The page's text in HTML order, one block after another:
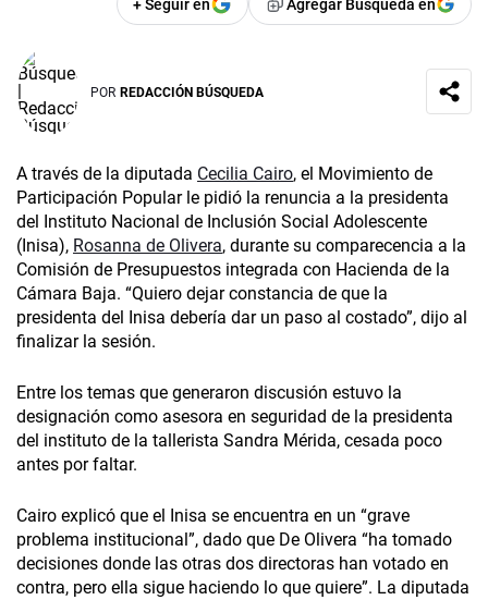
+ Seguir en Agregar Búsqueda en
POR REDACCIÓN BÚSQUEDA
A través de la diputada Cecilia Cairo, el Movimiento de
Participación Popular le pidió la renuncia a la presidenta
del Instituto Nacional de Inclusión Social Adolescente
(Inisa), Rosanna de Olivera, durante su comparecencia a la
Comisión de Presupuestos integrada con Hacienda de la
Cámara Baja. “Quiero dejar constancia de que la
presidenta del Inisa debería dar un paso al costado”, dijo al
finalizar la sesión.
Entre los temas que generaron discusión estuvo la
designación como asesora en seguridad de la presidenta
del instituto de la tallerista Sandra Mérida, cesada poco
antes por faltar.
Cairo explicó que el Inisa se encuentra en un “grave
problema institucional”, dado que De Olivera “ha tomado
decisiones donde las otras dos directoras han votado en
contra, pero ella sigue haciendo lo que quiere”. La diputada